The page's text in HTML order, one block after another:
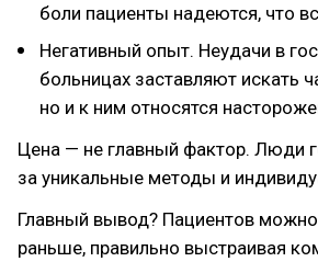
боли пациенты надеются, что
Негативный опыт. Неудачи в
больницах заставляют искать
но и к ним относятся
Цена — не главный фактор. Люди
за уникальные методы и
Главный вывод? Пациентов можно
раньше, правильно выстраивая